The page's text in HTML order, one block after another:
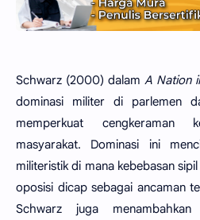
Schwarz (2000) dalam A Nation
dominasi militer di parlemen
memperkuat cengkeraman
masyarakat. Dominasi ini
militeristik di mana kebebasan
oposisi dicap sebagai ancaman
Schwarz juga